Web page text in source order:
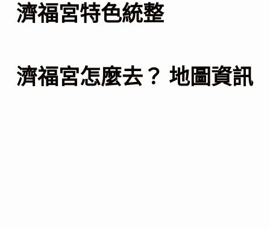
濟福宮特色統整
濟福宮怎麼去？ 地圖資訊